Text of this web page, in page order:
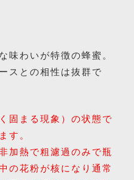
味わいが特徴の蜂蜜。
スとの相性は抜群で
固まる現象）の状態で
す。
加熱で粗濾過のみで瓶
の花粉が核になり通常